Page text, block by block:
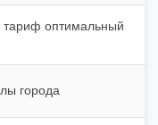
оптимальный
города